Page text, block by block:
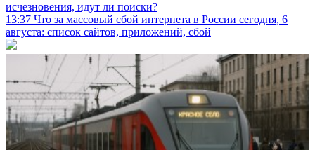
исчезновения, идут ли поиски?
13:37 Что за массовый сбой интернета в России сегодня, 6
августа: список сайтов, приложений, сбой